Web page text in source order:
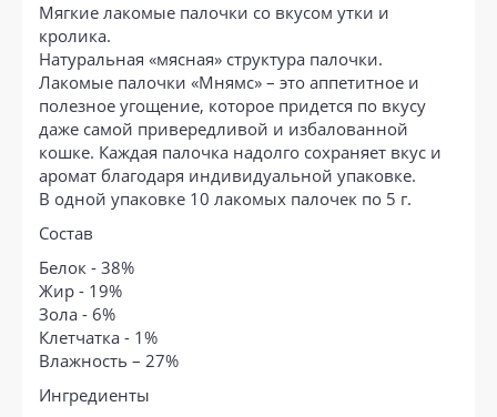
Мягкие лакомые палочки со вкусом утки и
кролика.
Натуральная «мясная» структура палочки.
Лакомые палочки «Мнямс» – это аппетитное и
полезное угощение, которое придется по вкусу
даже самой привередливой и избалованной
кошке. Каждая палочка надолго сохраняет вкус и
аромат благодаря индивидуальной упаковке.
В одной упаковке 10 лакомых палочек по 5 г.
Состав
Белок - 38%
Жир - 19%
Зола - 6%
Клетчатка - 1%
Влажность – 27%
Ингредиенты